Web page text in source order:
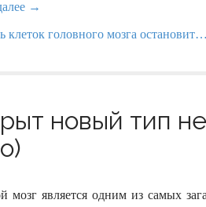
→
новый тип
мозг является одним из самых